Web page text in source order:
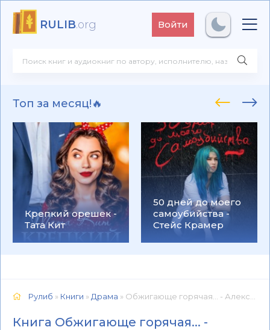
RULIB.org Войти
Топ за месяц!🔥
Крепкий орешек -
Тата Кит
50 дней до моего
самоубийства -
Стейс Крамер
Рулиб » Книги » Драма » Обжигающе горячая... - Александр Яйков 📕 - Книга онлайн бесплатно
Книга Обжигающе горячая... -